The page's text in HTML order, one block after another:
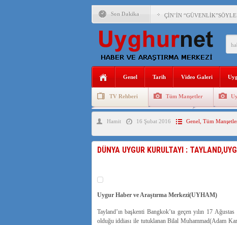
Son Dakika ÇİN’İN
ANAHTAR PARTİ GENEL
ÇİN’İN DOĞU
150 YILDIR KAYNAYAN
ÇİN’İN UYGUR
Genel Tarih Video Galeri
TV Rehberi Tüm Manşetler
Uygurlarda Düğün ve Cenaze
Hamit 16 Şubat 2016 Genel Tüm
DÜNYA UYGUR KURULTAYI :
Uygur Haber ve Araştırma Merkezi(UYHAM)
Tayland’ın başkenti Bangkok’ta geçen yılın 17
olduğu iddiası ile tutuklanan Bilal Muhammad(Adam